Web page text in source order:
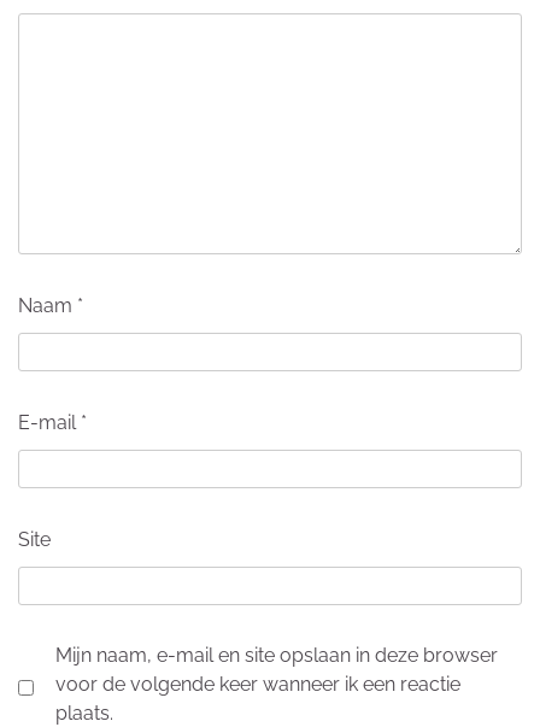
Naam *
E-mail *
Site
Mijn naam, e-mail en site opslaan in deze browser
voor de volgende keer wanneer ik een reactie
plaats.